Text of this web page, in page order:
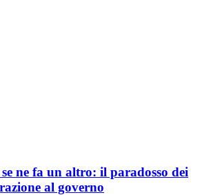
ne fa un altro: il paradosso dei
al governo